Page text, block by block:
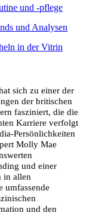
und -pflege
und Analysen
in der Vitrin
sich zu einer der
der britischen
fasziniert, die die
Karriere verfolgt
Persönlichkeiten
Molly Mae
und einer
in allen
umfassende
und den